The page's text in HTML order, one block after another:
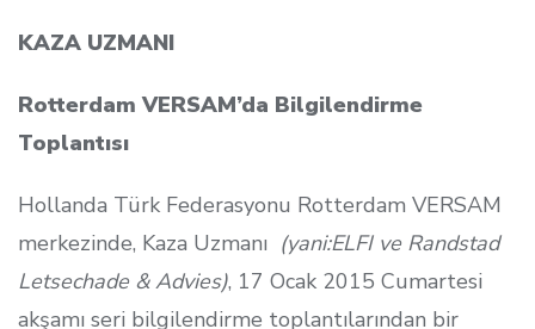
KAZA UZMANI
Rotterdam VERSAM’da Bilgilendirme
Toplantısı
Hollanda Türk Federasyonu Rotterdam VERSAM
merkezinde, Kaza Uzmanı (yani:ELFI ve Randstad
Letsechade & Advies), 17 Ocak 2015 Cumartesi
akşamı seri bilgilendirme toplantılarından bir